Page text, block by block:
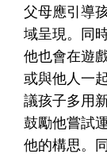
父母應引導
域呈現。同
他也會在遊
或與他人一
議孩子多用
鼓勵他嘗試
他的構思。